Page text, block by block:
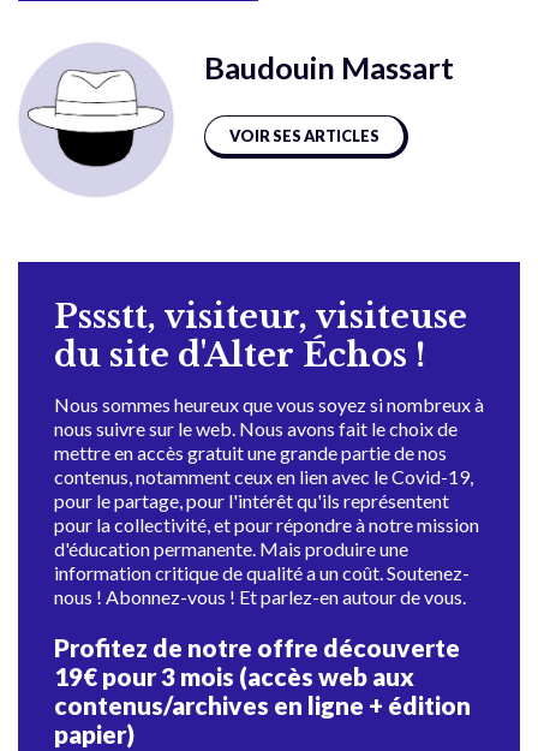
Baudouin Massart
VOIR SES ARTICLES
Pssstt, visiteur, visiteuse
du site d'Alter Échos !
Nous sommes heureux que vous soyez si nombreux à
nous suivre sur le web. Nous avons fait le choix de
mettre en accès gratuit une grande partie de nos
contenus, notamment ceux en lien avec le Covid-19,
pour le partage, pour l'intérêt qu'ils représentent
pour la collectivité, et pour répondre à notre mission
d'éducation permanente. Mais produire une
information critique de qualité a un coût. Soutenez-
nous ! Abonnez-vous ! Et parlez-en autour de vous.
Profitez de notre offre découverte
19€ pour 3 mois (accès web aux
contenus/archives en ligne + édition
papier)